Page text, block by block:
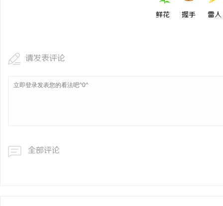
鲜花 握手 雷人
请发表评论
全部评论